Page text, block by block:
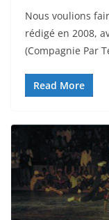
Nous voulions
rédigé en 2008,
(Compagnie Par
Read More